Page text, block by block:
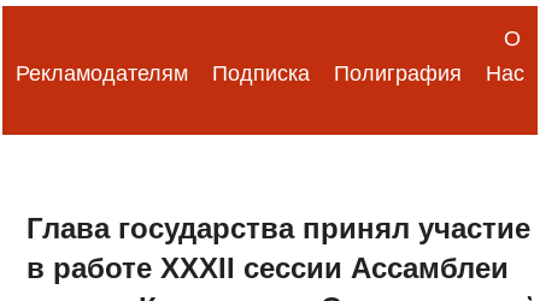
Рекламодателям Подписка Полиграфия
О
Нас
Глава государства принял участие
в работе XXXII сессии Ассамблеи